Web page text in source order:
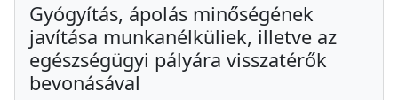
Gyógyítás, ápolás minőségének
javítása munkanélküliek, illetve az
egészségügyi pályára visszatérők
bevonásával